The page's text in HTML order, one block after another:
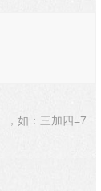
，如：三加四=7